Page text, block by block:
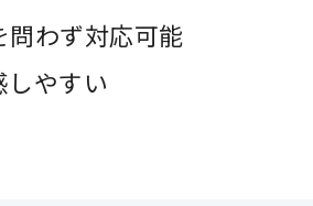
わず対応可能
やすい